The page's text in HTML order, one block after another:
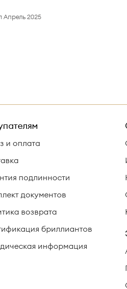
Апрель 2025
и оплата
подлинности
документов
возврата
бриллиантов
информация